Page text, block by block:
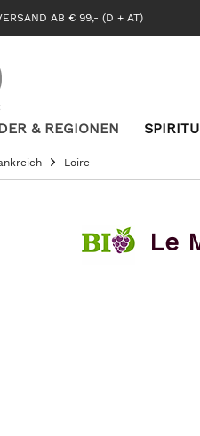
AB € 99,- (D + AT)
& REGIONEN
Loire
Le